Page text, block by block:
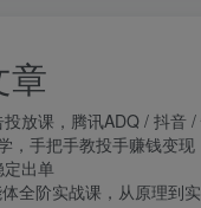
章
放课，腾讯ADQ / 抖音 /
，手把手教投手赚钱变现
出单
全阶实战课，从原理到实